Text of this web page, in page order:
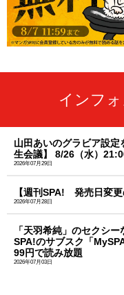
インフ
山田あいのグラビア設
生会議】 8/26（水）
2026年07月29日
【週刊SPA! 発売日変更
2026年07月28日
「天羽希純」のセクシ
SPA!のサブスク「
99円で読み放題
2026年07月03日